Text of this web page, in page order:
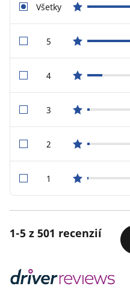
Všetkystar reviews
5star reviews
4star reviews
3star reviews
2star reviews
1star reviews
1-5 z 501 recenzií